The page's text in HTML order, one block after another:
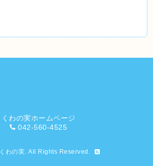
くわの実ホームページ
042-560-4525
くわの実. All Rights Reserved.